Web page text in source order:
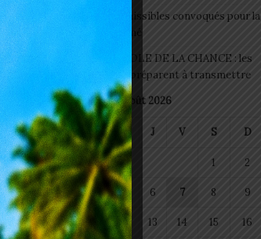
ESSAL 2026 : les admissibles convoqués pour la
visite médicale à Lomé
SWEDD+ Togo / ECOLE DE LA CHANCE : les
maitres-artisans se préparent à transmettre
août 2026
L M M J V S D
1 2
3 4 5 6 7 8 9
10 11 12 13 14 15 16